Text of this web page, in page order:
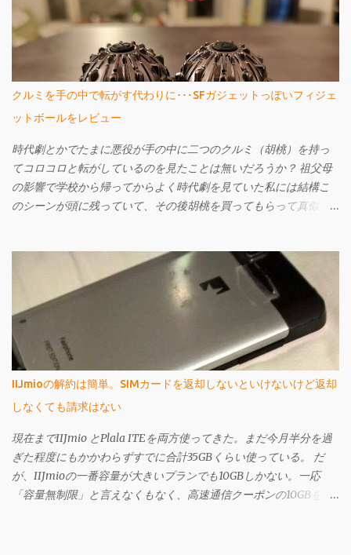
なか個性的で値段も激安の憎めないやつなんですよ。
クルミを手の中で転がす代わりに･･･SFガジェットっぽいフィジェ
ットボールをレビュー
時代劇とかでたまに悪役が手の中に二つのクルミ（胡桃）を持っ
てコロコロと転がしているのを見たことは無いだろうか？ 祖父母
の影響で学校から帰ってからよく時代劇を見ていた私には結構こ
のシーンが頭に残っていて、その後胡桃を買ってもらって真似し
なクルミ転がし（？）や、所謂「健康玉」（下のようなやつ、こ
れも祖父母が持っててたまに回して遊んでた）の現代版という
か、進化版のような「Fidget Ball」（フィジェットボール）をご紹
介しよう。
IIJmioの解約は簡単。SIMカードを返却しないといけないけど返却
しなくても請求はない
現在までIIJmio とPlala ITEを両方使ってきた。まだ今月半分を過
ぎた程度にもかかわらずすでに合計35GBくらい使っている。 だ
が、IIJmioの一番容量が大きいプランでも10GBしかない。一応
「容量無制限」と言えなくもなく、高速通信クーポンの10GBを使